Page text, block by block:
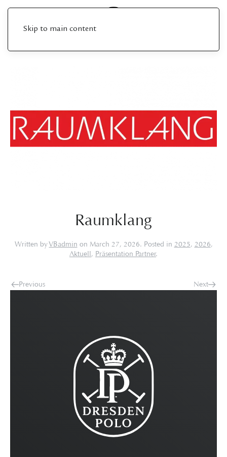
Skip to main content
Raumklang
Written byVBadmin on March 27, 2026. Posted in 2025, 2026,
Aktuell, Präsentation Partner.
Previous Next